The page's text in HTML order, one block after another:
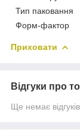
Тип паковання
Форм-фактор
Приховати
Відгуки про
Ще немає